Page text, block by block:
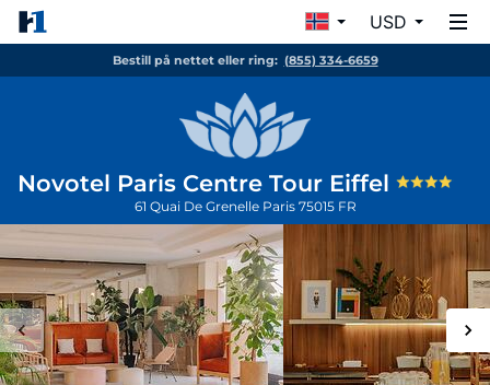
USD
Bestill på nettet eller ring: (855) 334-6659
Novotel Paris Centre Tour Eiffel
61 Quai De Grenelle Paris 75015 FR